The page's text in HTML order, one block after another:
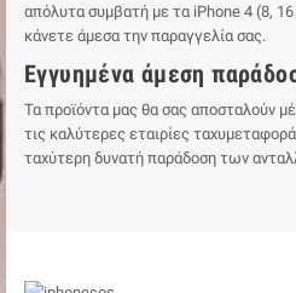
απόλυτα συμβατή με τα iPhone 4 (8,
κάνετε άμεσα την παραγγελία σας.
Εγγυημένα άμεση
Τα προϊόντα μας θα σας αποσταλούν
τις καλύτερες εταιρίες
ταχύτερη δυνατή παράδοση των